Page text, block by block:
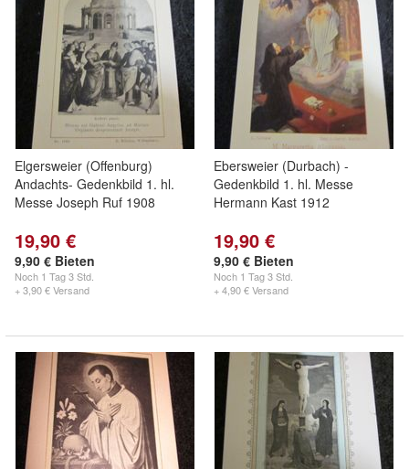
Elgersweier (Offenburg)
Andachts- Gedenkbild 1. hl.
Messe Joseph Ruf 1908
19,90 €
9,90 € Bieten
Noch 1 Tag 3 Std.
+ 3,90 € Versand
Ebersweier (Durbach) -
Gedenkbild 1. hl. Messe
Hermann Kast 1912
19,90 €
9,90 € Bieten
Noch 1 Tag 3 Std.
+ 4,90 € Versand